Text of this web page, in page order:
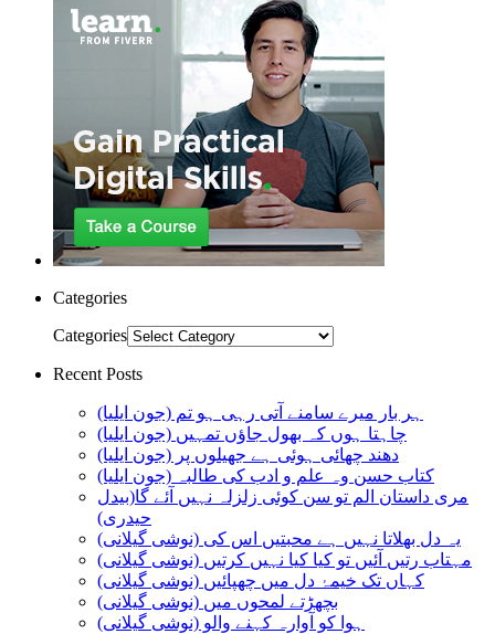
Categories
Categories
Recent Posts
ہر بار میرے سامنے آتی رہی ہو تم (جون ایلیا)
چاہتا ہوں کہ بھول جاؤں تمہیں (جون ایلیا)
دھند چھائی ہوئی ہے جھیلوں پر (جون ایلیا)
کتاب حسن وہ علم و ادب کی طالبہ (جون ایلیا)
مری داستان الم تو سن کوئی زلزلہ نہیں آئے گا(بیدل
حیدری)
یہ دل بھلاتا نہیں ہے محبتیں اس کی (نوشی گیلانی)
مہتاب رتیں آئیں تو کیا کیا نہیں کرتیں (نوشی گیلانی)
کہاں تک خیمۂ دل میں چھپائیں (نوشی گیلانی)
بچھڑتے لمحوں میں (نوشی گیلانی)
ہوا کو آوارہ کہنے والو (نوشی گیلانی)